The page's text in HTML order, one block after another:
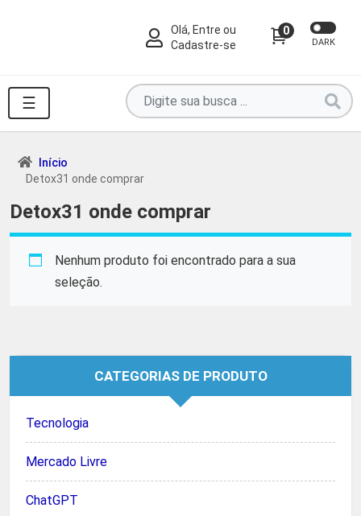
Olá, Entre ou
Cadastre-se
0
DARK
☰
Pesquise
por
produtos
...
Início
Detox31 onde comprar
Detox31 onde comprar
Nenhum produto foi encontrado para a sua
seleção.
CATEGORIAS DE PRODUTO
Tecnologia
Mercado Livre
ChatGPT